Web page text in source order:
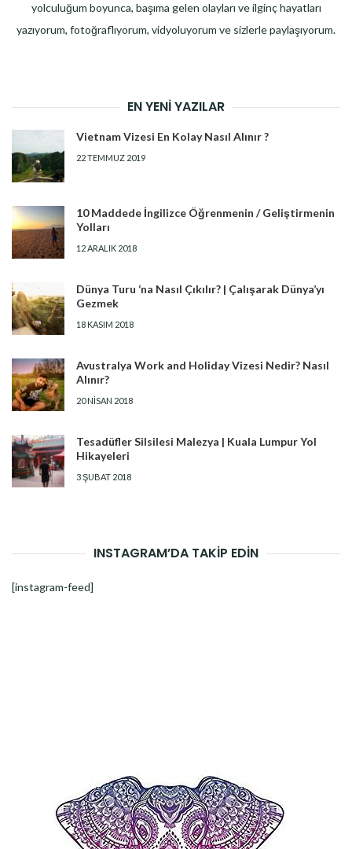
yolculuğum boyunca, başıma gelen olayları ve ilginç hayatları
yazıyorum, fotoğraflıyorum, vidyoluyorum ve sizlerle paylaşıyorum.
EN YENI YAZILAR
Vietnam Vizesi En Kolay Nasıl Alınır ?
22 TEMMUZ 2019
10 Maddede İngilizce Öğrenmenin / Geliştirmenin
Yolları
12 ARALIK 2018
Dünya Turu ‘na Nasıl Çıkılır? | Çalışarak Dünya’yı
Gezmek
18 KASIM 2018
Avustralya Work and Holiday Vizesi Nedir? Nasıl
Alınır?
20 NISAN 2018
Tesadüfler Silsilesi Malezya | Kuala Lumpur Yol
Hikayeleri
3 ŞUBAT 2018
INSTAGRAM’DA TAKİP EDİN
[instagram-feed]